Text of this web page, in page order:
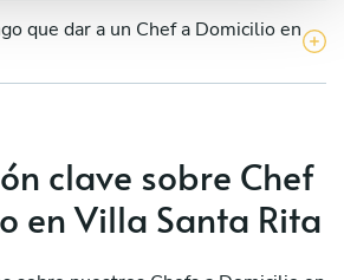
que dar a un Chef a Domicilio en
clave sobre Chef
en Villa Santa Rita